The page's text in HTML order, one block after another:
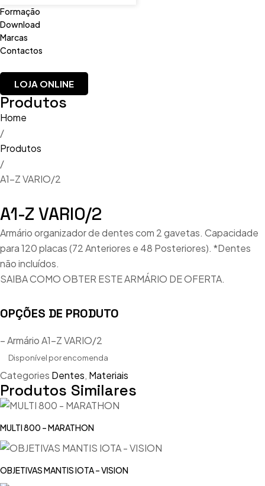
Formação
Download
Marcas
Contactos
LOJA ONLINE
Produtos
Home
/
Produtos
/
A1-Z VARIO/2
A1-Z VARIO/2
Armário organizador de dentes com 2 gavetas. Capacidade
para 120 placas (72 Anteriores e 48 Posteriores). *Dentes
não incluídos.
SAIBA COMO OBTER ESTE ARMÁRIO DE OFERTA.
OPÇÕES DE PRODUTO
– Armário A1-Z VARIO/2
Disponível por encomenda
Categories Dentes, Materiais
Produtos Similares
MULTI 800 – MARATHON
OBJETIVAS MANTIS IOTA – VISION